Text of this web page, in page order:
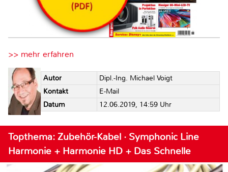
>> mehr erfahren
Autor
Dipl.-Ing. Michael Voigt
Kontakt
E-Mail
Datum
12.06.2019, 14:59 Uhr
Topthema: Zubehör-Kabel · Symphonic Line
Harmonie + Harmonie HD + Das Schnelle